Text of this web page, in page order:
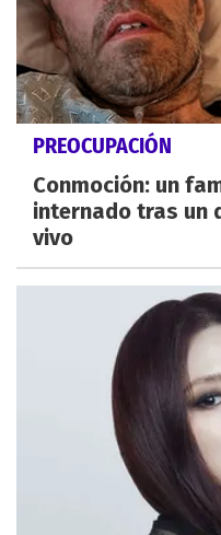
PREOCUPACIÓN
Conmoción: un
internado tras un
vivo